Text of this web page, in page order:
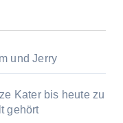
und Jerry
Kater bis heute zu
gehört